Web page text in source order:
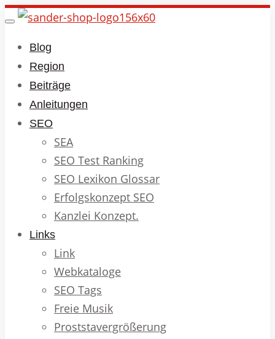
Skip
main
content
Toggle
Blog
Region
Beiträge
Anleitungen
SEO
SEA
SEO Test Ranking
SEO Lexikon Glossar
Erfolgskonzept SEO
Kanzlei Konzept.
Links
Link
Webkataloge
SEO Tags
Freie Musik
Proststavergrößerung